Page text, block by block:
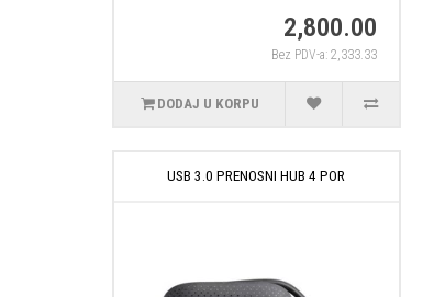
2,800.00
Bez PDV-a: 2,333.33
DODAJ U KORPU
USB 3.0 PRENOSNI HUB 4 POR